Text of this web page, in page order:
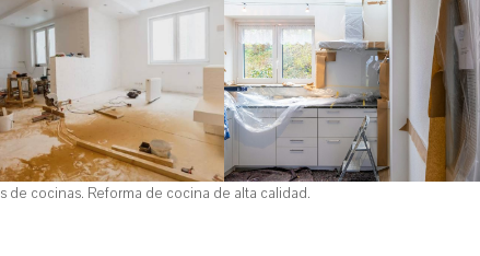
de cocinas. Reforma de cocina de alta calidad.